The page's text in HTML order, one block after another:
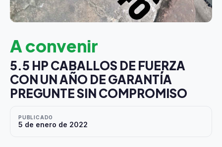
A convenir
5.5 HP CABALLOS DE FUERZA
CON UN AÑO DE GARANTÍA
PREGUNTE SIN COMPROMISO
PUBLICADO
5 de enero de 2022